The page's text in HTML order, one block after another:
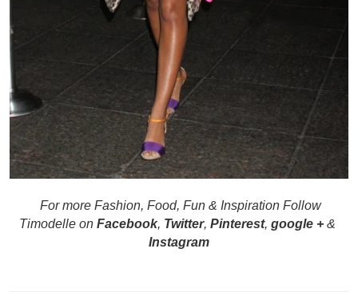
For more Fashion, Food, Fun & Inspiration Follow
Timodelle on Facebook, Twitter, Pinterest, google + &
Instagram